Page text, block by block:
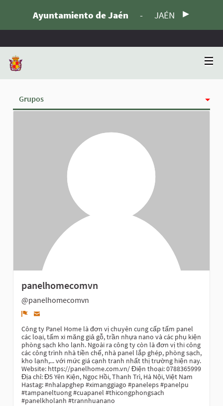
Ayuntamiento de Jaén - JAÉN
Grupos
panelhomecomvn
@panelhomecomvn
Denunciar
Công ty Panel Home là đơn vị chuyên cung cấp tấm panel
các loại, tấm xi măng giả gỗ, trần nhựa nano và các phụ kiện
phòng sạch kho lạnh. Ngoài ra công ty còn là đơn vị thi công
các công trình nhà tiền chế, nhà panel lắp ghép, phòng sạch,
kho lạnh,... với mức giá cạnh tranh nhất thị trường hiện nay.
Website: https://panelhome.com.vn/ Điện thoại: 0788365999
Địa chỉ: Đ5 Yên Kiện, Ngọc Hồi, Thanh Trì, Hà Nội, Việt Nam
Hastag: #nhalapghep #ximanggiago #paneleps #panelpu
#tampaneltuong #cuapanel #thicongphongsach
#panelkholanh #trannhuanano